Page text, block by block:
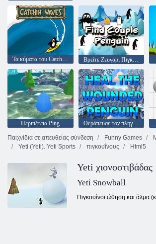
Τα κύματα του Catchin 'Catchin Βρείτε Ζευγάρι Πιγκουίνο
Περιπέτεια Ping Θεράπευσε τον πληγωμένο πιγκουίνο
Παιχνίδια σε απευθείας σύνδεση
Funny Games
Yeti (Yeti). Yeti Sports
πιγκουΐνους Html5
Yeti χιονοστιβάδας
Yeti Snowball
Πιγκουίνοι ώθηση και άλμα